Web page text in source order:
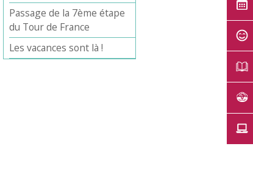
Passage de la 7ème étape
du Tour de France
Les vacances sont là !